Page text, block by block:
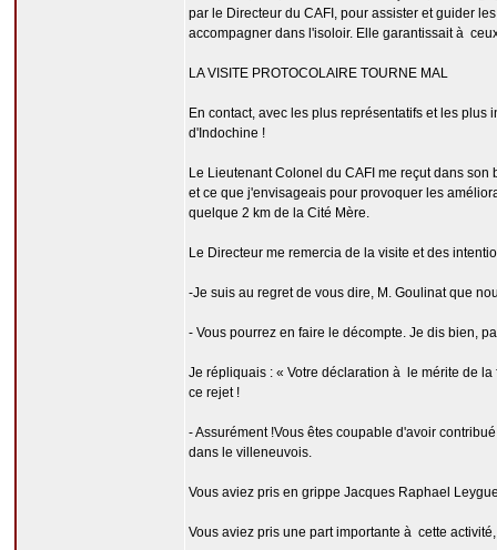
par le Directeur du CAFI, pour assister et guider
accompagner dans l'isoloir. Elle garantissait à
LA VISITE PROTOCOLAIRE TOURNE MAL
En contact, avec les plus représentatifs et les
d'Indochine !
Le Lieutenant Colonel du CAFI me reçut dans
et ce que j'envisageais pour provoquer les
quelque 2 km de la Cité Mère.
Le Directeur me remercia de la visite et des
-Je suis au regret de vous dire, M. Goulinat que
- Vous pourrez en faire le décompte. Je dis bien,
Je répliquais : « Votre déclaration à le mérite de
ce rejet !
- Assurément !Vous êtes coupable d'avoir
dans le villeneuvois.
Vous aviez pris en grippe Jacques Raphael
Vous aviez pris une part importante à cette